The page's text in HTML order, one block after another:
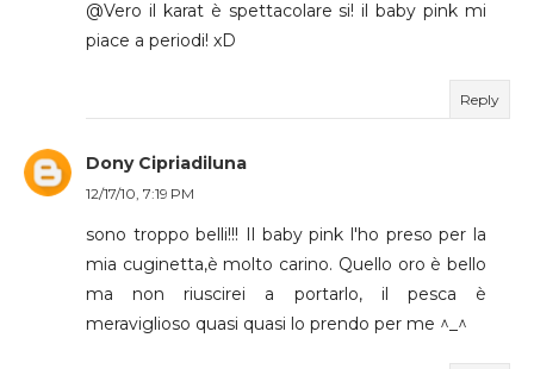
@Vero il karat è spettacolare si! il baby pink mi
piace a periodi! xD
Reply
Dony Cipriadiluna
12/17/10, 7:19 PM
sono troppo belli!!! Il baby pink l'ho preso per la
mia cuginetta,è molto carino. Quello oro è bello
ma non riuscirei a portarlo, il pesca è
meraviglioso quasi quasi lo prendo per me ^_^